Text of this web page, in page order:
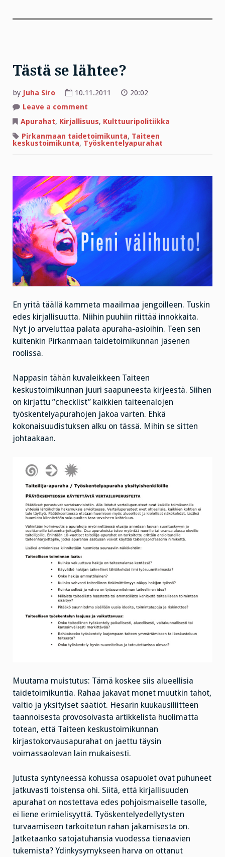
Tästä se lähtee?
by Juha Siro 10.11.2011
20:02
Leave a comment
se
lähtee?
Apurahat, Kirjallisuus, Kulttuuripolitiikka
Pirkanmaan taidetoimikunta, Taiteen
keskustoimikunta, Työskentelyapurahat
En yritä täällä kammeta maailmaa jengoilleen. Tuskin
edes kirjallisuutta. Niihin puuhiin riittää innokkaita.
Nyt jo arveluttaa palata apuraha-asioihin. Teen sen
kuitenkin Pirkanmaan taidetoimikunnan jäsenen
roolissa.
Nappasin tähän kuvaleikkeen Taiteen
keskustoimikunnan juuri saapuneesta kirjeestä. Siihen
on kirjattu ”checklist” kaikkien taiteenalojen
työskentelyapurahojen jakoa varten. Ehkä
kokonaisuudistuksen alku on tässä. Mihin se sitten
johtaakaan.
Muutama muistutus: Tämä koskee siis alueellisia
taidetoimikuntia. Rahaa jakavat monet muutkin tahot,
valtio ja yksityiset säätiöt. Hesarin kuukausiliitteen
taannoisesta provosoivasta artikkelista huolimatta
totean, että Taiteen keskustoimikunnan
kirjastokorvausapurahat on jaettu täysin
voimassaolevan lain mukaisesti.
Jutusta syntyneessä kohussa osapuolet ovat puhuneet
jatkuvasti toistensa ohi. Siitä, että kirjallisuuden
apurahat on nostettava edes pohjoismaiselle tasolle,
ei liene erimielisyyttä. Työskentelyedellytysten
turvaamiseen tarkoitetun rahan jakamisesta on.
Jatketaanko satojatuhansia vuodessa tienaavien
tukemista? Ydinkysymykseen harva on ottanut